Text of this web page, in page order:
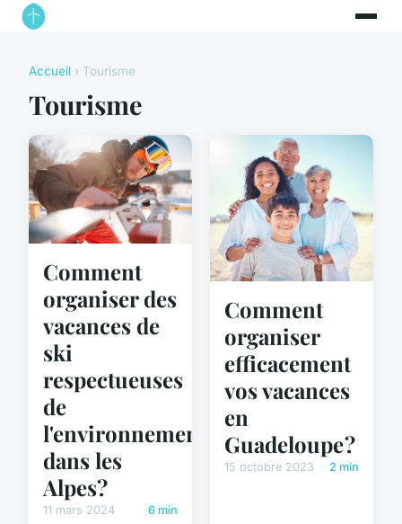
Accueil › Tourisme
Tourisme
Comment
organiser des
vacances de
ski
respectueuses
de
l'environnement
dans les
Alpes?
11 mars 2024 6 min
Comment
organiser
efficacement
vos vacances
en
Guadeloupe ?
15 octobre 2023 2 min